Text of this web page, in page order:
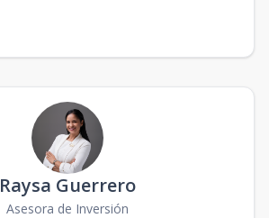
Raysa Guerrero
Asesora de Inversión